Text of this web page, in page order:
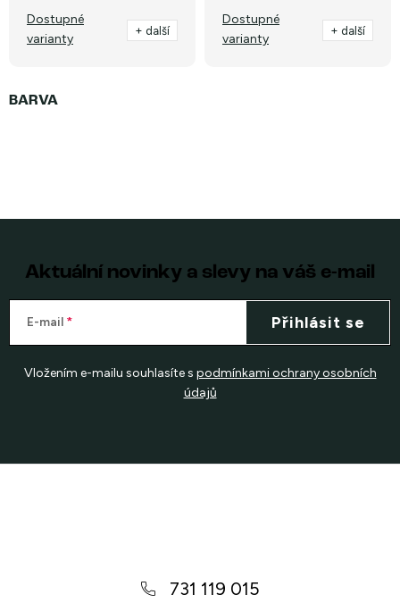
Dostupné
varianty
+ další
Dostupné
varianty
+ další
Aktuální novinky a slevy na váš e-mail
E-mail
Vložením e-mailu souhlasíte s podmínkami ochrany osobních
údajů
Přihlásit se
731 119 015